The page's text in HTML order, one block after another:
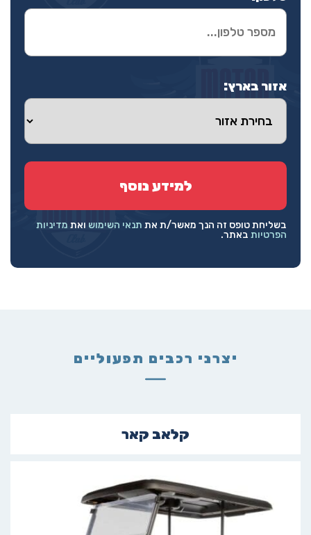
אזור בארץ:
בשליחת טופס זה הנך מאשר/ת את תנאי השימוש ואת מדיניות
הפרטיות באתר.
יצרני רכבים תפעוליים
קלאב קאר